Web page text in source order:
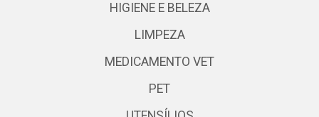
HIGIENE E BELEZA
LIMPEZA
MEDICAMENTO VET
PET